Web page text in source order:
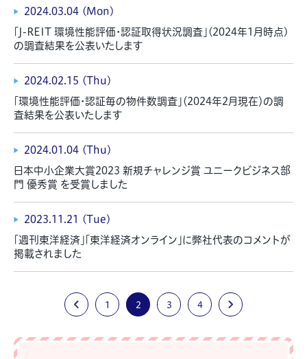
2024.03.04 (Mon)
「J-REIT 環境性能評価・認証取得状況調査」(2024年1月時点)
の調査結果を公表いたします
2024.02.15 (Thu)
「環境性能評価・認証毎の物件数調査」（2024年2月現在）の調
査結果を公表いたします
2024.01.04 (Thu)
日本中小企業大賞2023 新規チャレンジ賞 ユニークビジネス部
門 優秀賞 を受賞しました
2023.11.21 (Tue)
「週刊東洋経済」「東洋経済オンライン」に弊社代表のコメントが
掲載されました
1 2 3 4